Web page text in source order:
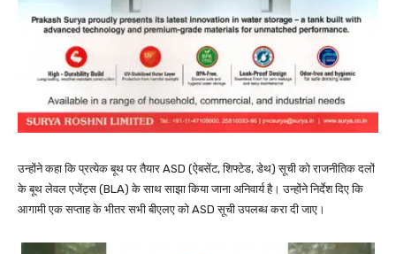
उन्होंने कहा कि प्रत्येक बूथ पर तैयार ASD (ऐबसेंट, शिफ्टेड, डेथ) सूची को राजनीतिक दलों
के बूथ लेवल एजेंट्स (BLA) के साथ साझा किया जाना अनिवार्य है। उन्होंने निर्देश दिए कि
आगामी एक सप्ताह के भीतर सभी बीएलए को ASD सूची उपलब्ध करा दी जाए।